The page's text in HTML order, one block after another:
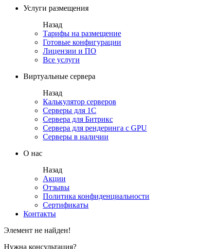
Услуги размещения
Назад
Тарифы на размещение
Готовые конфигурации
Лицензии и ПО
Все услуги
Виртуальные сервера
Назад
Калькулятор серверов
Серверы для 1С
Сервера для Битрикс
Сервера для рендеринга с GPU
Серверы в наличии
О нас
Назад
Акции
Отзывы
Политика конфиденциальности
Сертификаты
Контакты
Элемент не найден!
Нужна консультация?